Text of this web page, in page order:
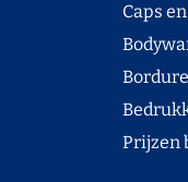
Caps en
Prijzen